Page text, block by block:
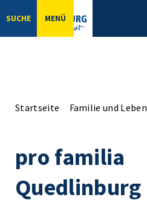
SUCHE MENÜ
Startseite Familie und Leben
pro familia
Quedlinburg